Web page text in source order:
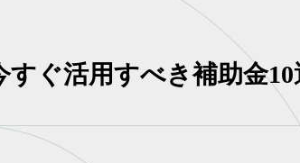
すぐ活用すべき補助金